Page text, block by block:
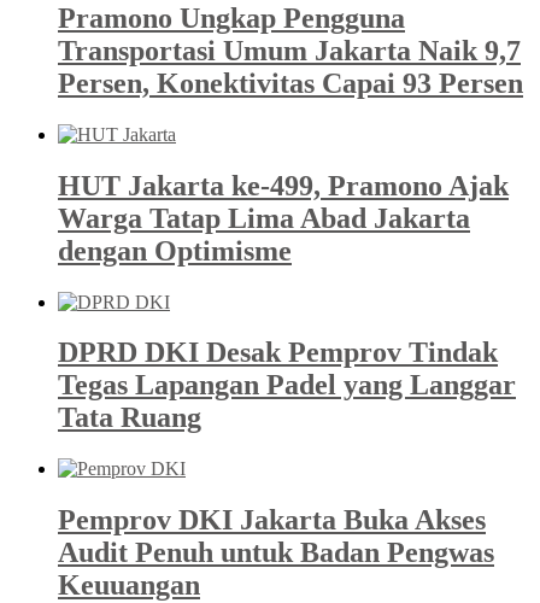
Pramono Ungkap Pengguna
Transportasi Umum Jakarta Naik 9,7
Persen, Konektivitas Capai 93 Persen
HUT Jakarta ke-499, Pramono Ajak
Warga Tatap Lima Abad Jakarta
dengan Optimisme
DPRD DKI Desak Pemprov Tindak
Tegas Lapangan Padel yang Langgar
Tata Ruang
Pemprov DKI Jakarta Buka Akses
Audit Penuh untuk Badan Pengwas
Keuuangan